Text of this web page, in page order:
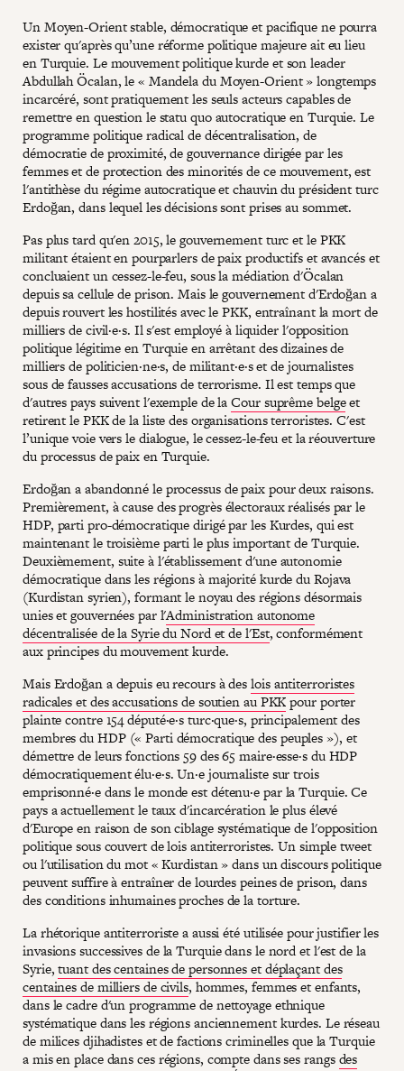
Un Moyen-Orient stable, démocratique et pacifique ne pourra
exister qu'après qu’une réforme politique majeure ait eu lieu
en Turquie. Le mouvement politique kurde et son leader
Abdullah Öcalan, le « Mandela du Moyen-Orient » longtemps
incarcéré, sont pratiquement les seuls acteurs capables de
remettre en question le statu quo autocratique en Turquie. Le
programme politique radical de décentralisation, de
démocratie de proximité, de gouvernance dirigée par les
femmes et de protection des minorités de ce mouvement, est
l'antithèse du régime autocratique et chauvin du président turc
Erdoğan, dans lequel les décisions sont prises au sommet.
Pas plus tard qu'en 2015, le gouvernement turc et le PKK
militant étaient en pourparlers de paix productifs et avancés et
concluaient un cessez-le-feu, sous la médiation d'Öcalan
depuis sa cellule de prison. Mais le gouvernement d'Erdoğan a
depuis rouvert les hostilités avec le PKK, entraînant la mort de
milliers de civil·e·s. Il s'est employé à liquider l'opposition
politique légitime en Turquie en arrêtant des dizaines de
milliers de politicien·ne·s, de militant·e·s et de journalistes
sous de fausses accusations de terrorisme. Il est temps que
d'autres pays suivent l'exemple de laCour suprême belgeet
retirent le PKK de la liste des organisations terroristes. C'est
l’unique voie vers le dialogue, le cessez-le-feu et la réouverture
du processus de paix en Turquie.
Erdoğan a abandonné le processus de paix pour deux raisons.
Premièrement, à cause des progrès électoraux réalisés par le
HDP, parti pro-démocratique dirigé par les Kurdes, qui est
maintenant le troisième parti le plus important de Turquie.
Deuxièmement, suite à l'établissement d'une autonomie
démocratique dans les régions à majorité kurde du Rojava
(Kurdistan syrien), formant le noyau des régions désormais
unies et gouvernées par l'Administration autonome
décentralisée de la Syrie du Nord et de l'Est, conformément
aux principes du mouvement kurde.
Mais Erdoğan a depuis eu recours à deslois antiterroristes
radicales et des accusations de soutien au PKKpour porter
plainte contre 154 député·e·s turc·que·s, principalement des
membres du HDP (« Parti démocratique des peuples »), et
démettre de leurs fonctions 59 des 65 maire·esse·s du HDP
démocratiquement élu·e·s. Un·e journaliste sur trois
emprisonné·e dans le monde est détenu·e par la Turquie. Ce
pays a actuellement le taux d'incarcération le plus élevé
d'Europe en raison de son ciblage systématique de l'opposition
politique sous couvert de lois antiterroristes. Un simple tweet
ou l'utilisation du mot « Kurdistan » dans un discours politique
peuvent suffire à entraîner de lourdes peines de prison, dans
des conditions inhumaines proches de la torture.
La rhétorique antiterroriste a aussi été utilisée pour justifier les
invasions successives de la Turquie dans le nord et l'est de la
Syrie,tuant des centaines de personnes et déplaçant des
centaines de milliers de civils, hommes, femmes et enfants,
dans le cadre d'un programme de nettoyage ethnique
systématique dans les régions anciennement kurdes. Le réseau
de milices djihadistes et de factions criminelles que la Turquie
a mis en place dans ces régions, compte dans ses rangsdes